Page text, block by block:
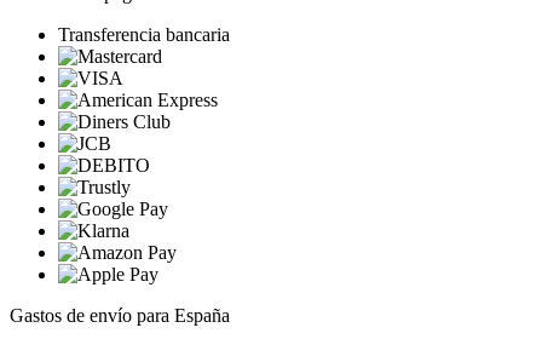
Transferencia bancaria
Gastos de envío para España